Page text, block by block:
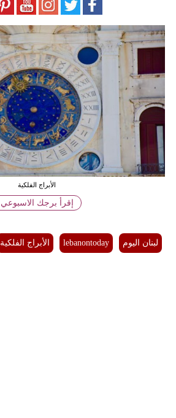
الأبراج الفلكية
إقرأ برجك الاسبوعي
لبنان اليوم lebanontoday الأبراج الفلكية